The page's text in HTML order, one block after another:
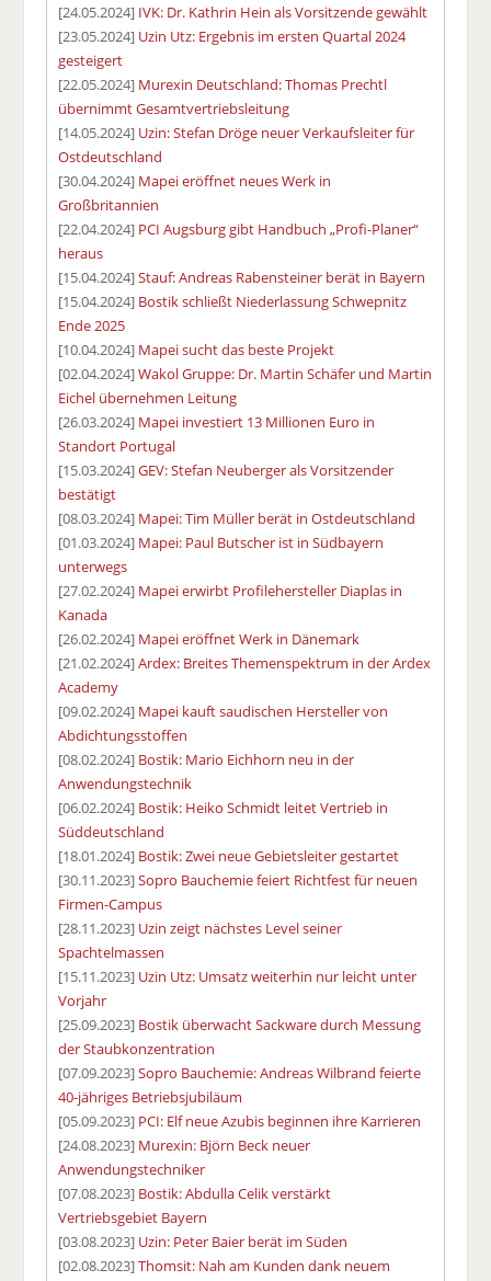
[24.05.2024] IVK: Dr. Kathrin Hein als Vorsitzende gewählt
[23.05.2024] Uzin Utz: Ergebnis im ersten Quartal 2024
gesteigert
[22.05.2024] Murexin Deutschland: Thomas Prechtl
übernimmt Gesamtvertriebsleitung
[14.05.2024] Uzin: Stefan Dröge neuer Verkaufsleiter für
Ostdeutschland
[30.04.2024] Mapei eröffnet neues Werk in
Großbritannien
[22.04.2024] PCI Augsburg gibt Handbuch „Profi-Planer“
heraus
[15.04.2024]Stauf: Andreas Rabensteiner berät in Bayern
[15.04.2024] Bostik schließt Niederlassung Schwepnitz
Ende 2025
[10.04.2024] Mapei sucht das beste Projekt
[02.04.2024]Wakol Gruppe: Dr. Martin Schäfer und Martin
Eichel übernehmen Leitung
[26.03.2024] Mapei investiert 13 Millionen Euro in
Standort Portugal
[15.03.2024]GEV: Stefan Neuberger als Vorsitzender
bestätigt
[08.03.2024] Mapei: Tim Müller berät in Ostdeutschland
[01.03.2024] Mapei: Paul Butscher ist in Südbayern
unterwegs
[27.02.2024] Mapei erwirbt Profilehersteller Diaplas in
Kanada
[26.02.2024] Mapei eröffnet Werk in Dänemark
[21.02.2024]Ardex: Breites Themenspektrum in der Ardex
Academy
[09.02.2024] Mapei kauft saudischen Hersteller von
Abdichtungsstoffen
[08.02.2024] Bostik: Mario Eichhorn neu in der
Anwendungstechnik
[06.02.2024] Bostik: Heiko Schmidt leitet Vertrieb in
Süddeutschland
[18.01.2024] Bostik: Zwei neue Gebietsleiter gestartet
[30.11.2023]Sopro Bauchemie feiert Richtfest für neuen
Firmen-Campus
[28.11.2023] Uzin zeigt nächstes Level seiner
Spachtelmassen
[15.11.2023] Uzin Utz: Umsatz weiterhin nur leicht unter
Vorjahr
[25.09.2023] Bostik überwacht Sackware durch Messung
der Staubkonzentration
[07.09.2023]Sopro Bauchemie: Andreas Wilbrand feierte
40-jähriges Betriebsjubiläum
[05.09.2023] PCI: Elf neue Azubis beginnen ihre Karrieren
[24.08.2023] Murexin: Björn Beck neuer
Anwendungstechniker
[07.08.2023] Bostik: Abdulla Celik verstärkt
Vertriebsgebiet Bayern
[03.08.2023] Uzin: Peter Baier berät im Süden
[02.08.2023]Thomsit: Nah am Kunden dank neuem